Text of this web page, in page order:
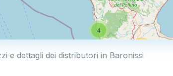
4
e dettagli dei distributori in Baronissi